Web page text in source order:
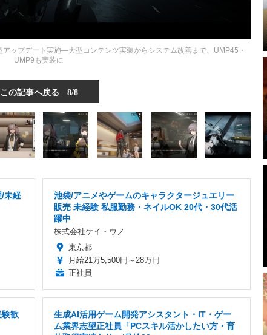
ップデート実施―大型コンテンツ実装からシステム改善まで、UMP45・
UMP9も実装に
この記事へ戻る 8/8
/未経
池袋/アニメやゲームのキャラクタージュエリー
販売 未経験 私服勤務・ネイルOK 20代・30代活
躍中
株式会社ケイ・ウノ
東京都
月給21万5,500円～28万円
正社員
験歓
生成AI活用ゲーム開発アシスタント・IT・ゲー
ム業界志望正社員「PCスキル活かしたい方・育